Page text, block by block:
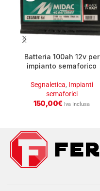
Batteria 100ah 12v per
impianto semaforico
Segnaletica, Impianti
semaforici
150,00€ Iva Inclusa